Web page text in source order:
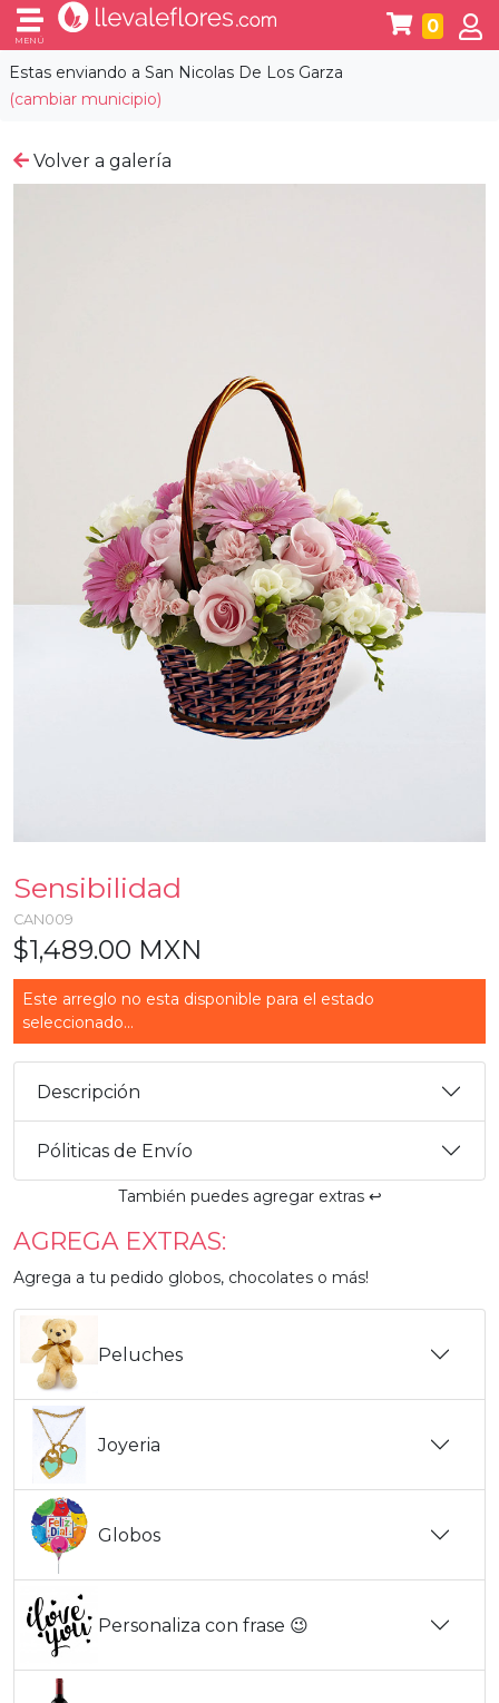
Estas enviando a San Nicolas De Los Garza
(cambiar municipio)
MENÚ
0
Volver a galería
Sensibilidad
CAN009
$1,489.00 MXN
Este arreglo no esta disponible para el estado
seleccionado...
Descripción
Póliticas de Envío
También puedes agregar extras ↩️
AGREGA EXTRAS:
Agrega a tu pedido globos, chocolates o más!
Peluches
Joyeria
Globos
Personaliza con frase 😉